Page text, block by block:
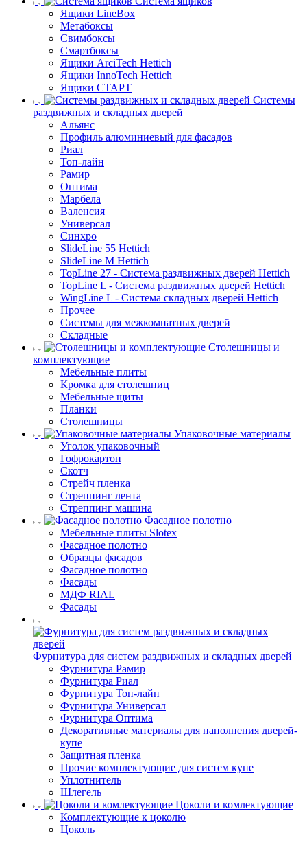
Ящики LineBox
Метабоксы
Свимбоксы
Смартбоксы
Ящики ArciTech Hettich
Ящики InnoTech Hettich
Ящики СТАРТ
Системы
раздвижных и складных дверей
Альянс
Профиль алюминиевый для фасадов
Риал
Топ-лайн
Рамир
Оптима
Марбела
Валенсия
Универсал
Синхро
SlideLine 55 Hettich
SlideLine M Hettich
TopLine 27 - Система раздвижных дверей Hettich
TopLine L - Система раздвижных дверей Hettich
WingLine L - Система складных дверей Hettich
Прочее
Системы для межкомнатных дверей
Складные
Столешницы и
комплектующие
Мебельные плиты
Кромка для столешниц
Мебельные щиты
Планки
Столешницы
Упаковочные материалы
Уголок упаковочный
Гофрокартон
Скотч
Стрейч пленка
Стреппинг лента
Стреппинг машина
Фасадное полотно
Мебельные плиты Slotex
Фасадное полотно
Образцы фасадов
Фасадное полотно
Фасады
МДФ RIAL
Фасады
Фурнитура для систем раздвижных и складных дверей
Фурнитура Рамир
Фурнитура Риал
Фурнитура Топ-лайн
Фурнитура Универсал
Фурнитура Оптима
Декоративные материалы для наполнения дверей-
купе
Защитная пленка
Прочие комплектующие для систем купе
Уплотнитель
Шлегель
Цоколи и комлектующие
Комплектующие к цоколю
Цоколь